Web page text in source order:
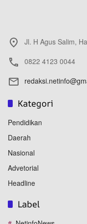
Jl. H Agus Salim,
0822 4123 0044
Kategori
Pendidikan
Daerah
Nasional
Advetorial
Headline
Label